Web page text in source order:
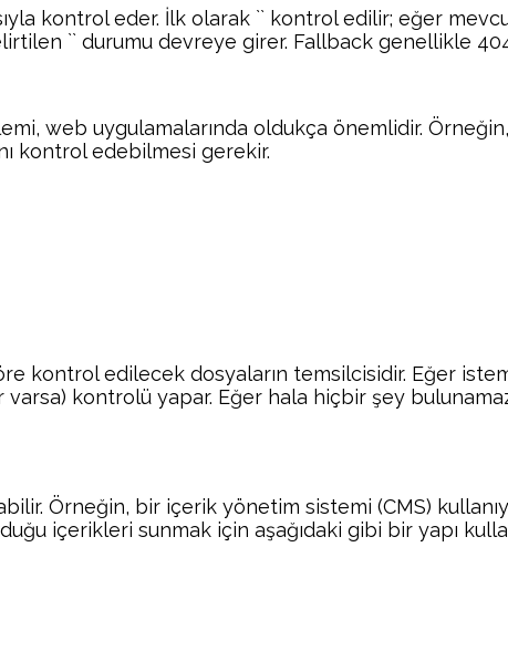
kontrol eder. İlk olarak `` kontrol edilir; eğer
`` durumu devreye girer. Fallback genellikle
web uygulamalarında oldukça önemlidir. Örneğin,
kontrol edebilmesi gerekir.
kontrol edilecek dosyaların temsilcisidir. Eğer
kontrolü yapar. Eğer hala hiçbir şey
Örneğin, bir içerik yönetim sistemi (CMS)
içerikleri sunmak için aşağıdaki gibi bir yapı